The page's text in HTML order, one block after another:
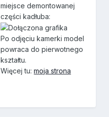
miejsce demontowanej
części kadłuba:
Po odjęciu kamerki model
powraca do pierwotnego
kształtu.
Więcej tu:moja strona